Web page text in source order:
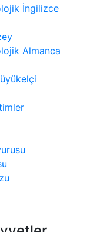
İngilizce
Almanca